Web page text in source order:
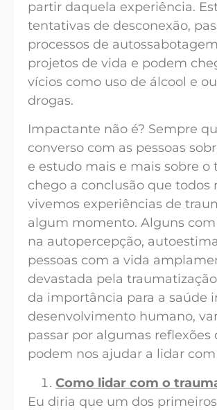
partir daquela experiência.
tentativas de desconexão,
processos de
projetos de vida e podem
vícios como uso de álcool e
drogas.
Impactante não é? Sempre
converso com as pessoas
e estudo mais e mais sobre o
chego a conclusão que todos
vivemos experiências de
algum momento. Alguns
na autopercepção,
pessoas com a vida
devastada pela
da importância para a saúde
desenvolvimento humano,
passar por algumas reflexões
podem nos ajudar a lidar
Como lidar com o
Eu diria que um dos